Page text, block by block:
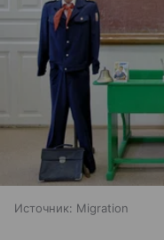
Источник: Migration